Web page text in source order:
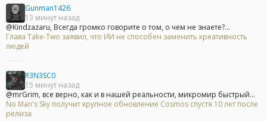
Gunman1426
13 минут назад
@Kindzazaru, Всегда громко говорите о том, о чем не знаете?...
Глава Take-Two заявил, что ИИ не способен заменить креативность
людей
R3N3SC0
15 минут назад
@mrGrim, все верно, как и в нашей реальности, микромир быстрый...
No Man's Sky получит крупное обновление Cosmos спустя 10 лет после
релиза